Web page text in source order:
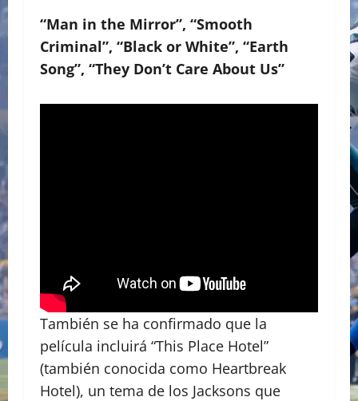
“Man in the Mirror”, “Smooth
Criminal”, “Black or White”, “Earth
Song”, “They Don’t Care About Us”
​También se ha confirmado que la
película incluirá “This Place Hotel”
(también conocida como Heartbreak
Hotel), un tema de los Jacksons que